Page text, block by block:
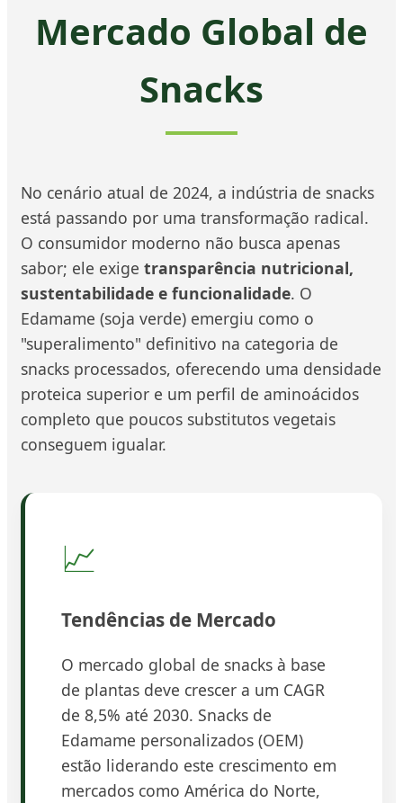
Mercado Global de
Snacks
No cenário atual de 2024, a indústria de snacks
está passando por uma transformação radical.
O consumidor moderno não busca apenas
sabor; ele exige transparência nutricional,
sustentabilidade e funcionalidade. O
Edamame (soja verde) emergiu como o
"superalimento" definitivo na categoria de
snacks processados, oferecendo uma densidade
proteica superior e um perfil de aminoácidos
completo que poucos substitutos vegetais
conseguem igualar.
📈
Tendências de Mercado
O mercado global de snacks à base
de plantas deve crescer a um CAGR
de 8,5% até 2030. Snacks de
Edamame personalizados (OEM)
estão liderando este crescimento em
mercados como América do Norte,